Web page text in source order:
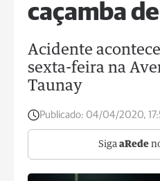
caçamba
Acidente
sexta-feira na
Taunay
Publicado: 04/04/2020,
Siga aRede